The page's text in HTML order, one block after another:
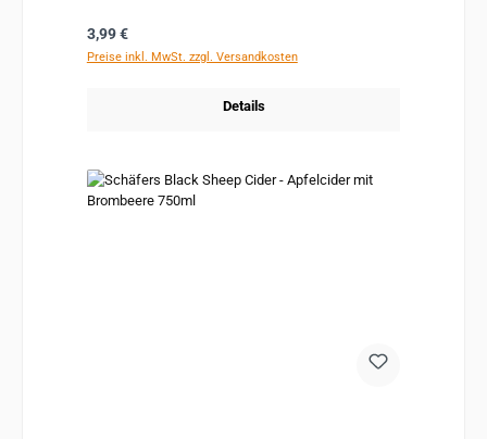
Regulärer Preis:
3,99 €
Preise inkl. MwSt. zzgl. Versandkosten
Details